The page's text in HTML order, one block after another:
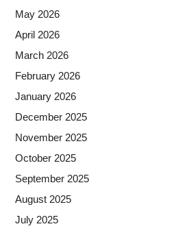
May 2026
April 2026
March 2026
February 2026
January 2026
December 2025
November 2025
October 2025
September 2025
August 2025
July 2025